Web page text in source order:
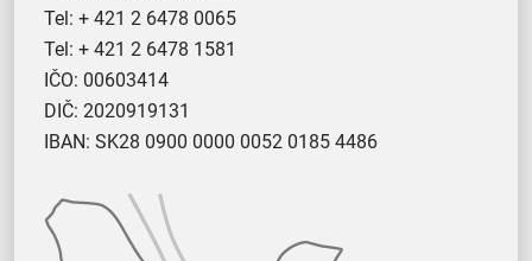
Tel: + 421 2 6478 0065
Tel: + 421 2 6478 1581
IČO: 00603414
DIČ: 2020919131
IBAN: SK28 0900 0000 0052 0185 4486